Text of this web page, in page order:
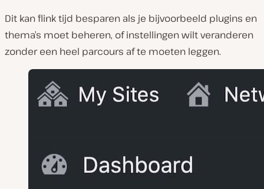
Dit kan flink tijd besparen als je bijvoorbeeld plugins en
thema’s moet beheren, of instellingen wilt veranderen
zonder een heel parcours af te moeten leggen.